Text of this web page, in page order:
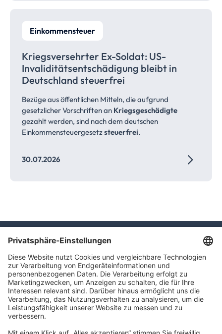
Einkommensteuer
Kriegsversehrter Ex-Soldat: US-
Invaliditätsentschädigung bleibt in
Deutschland steuerfrei
Bezüge aus öffentlichen Mitteln, die aufgrund
gesetzlicher Vorschriften an Kriegsgeschädigte
gezahlt werden, sind nach dem deutschen
Einkommensteuergesetzsteuerfrei.
30.07.2026
TAXFBA GmbH
Gasstraße 18, Haus 6a
22761 Hamburg
info@taxfba.de